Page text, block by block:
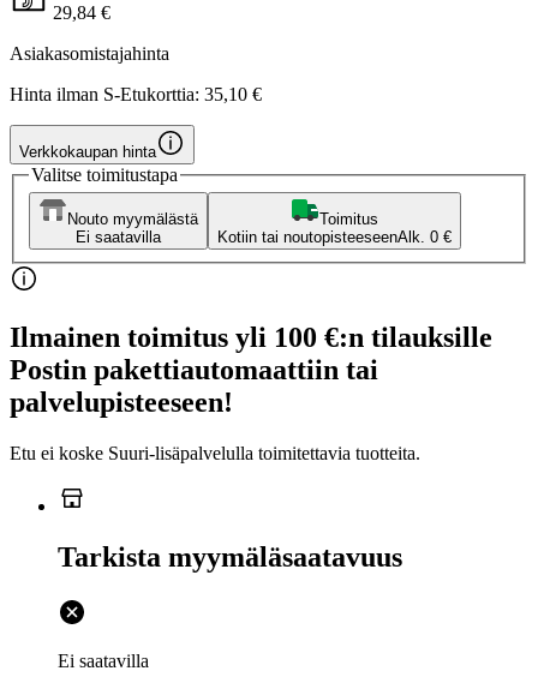
29,84 €
Asiakasomistajahinta
Hinta ilman S-Etukorttia: 35,10 €
Verkkokaupan hinta
Valitse toimitustapa
Nouto myymälästä
Ei saatavilla
Toimitus
Kotiin tai noutopisteeseenAlk. 0 €
Ilmainen toimitus yli 100 €:n tilauksille
Postin pakettiautomaattiin tai
palvelupisteeseen!
Etu ei koske Suuri‑lisäpalvelulla toimitettavia tuotteita.
Tarkista myymäläsaatavuus
Ei saatavilla